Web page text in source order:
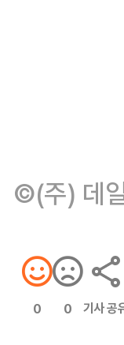
©(주) 데
0 0 기사 공